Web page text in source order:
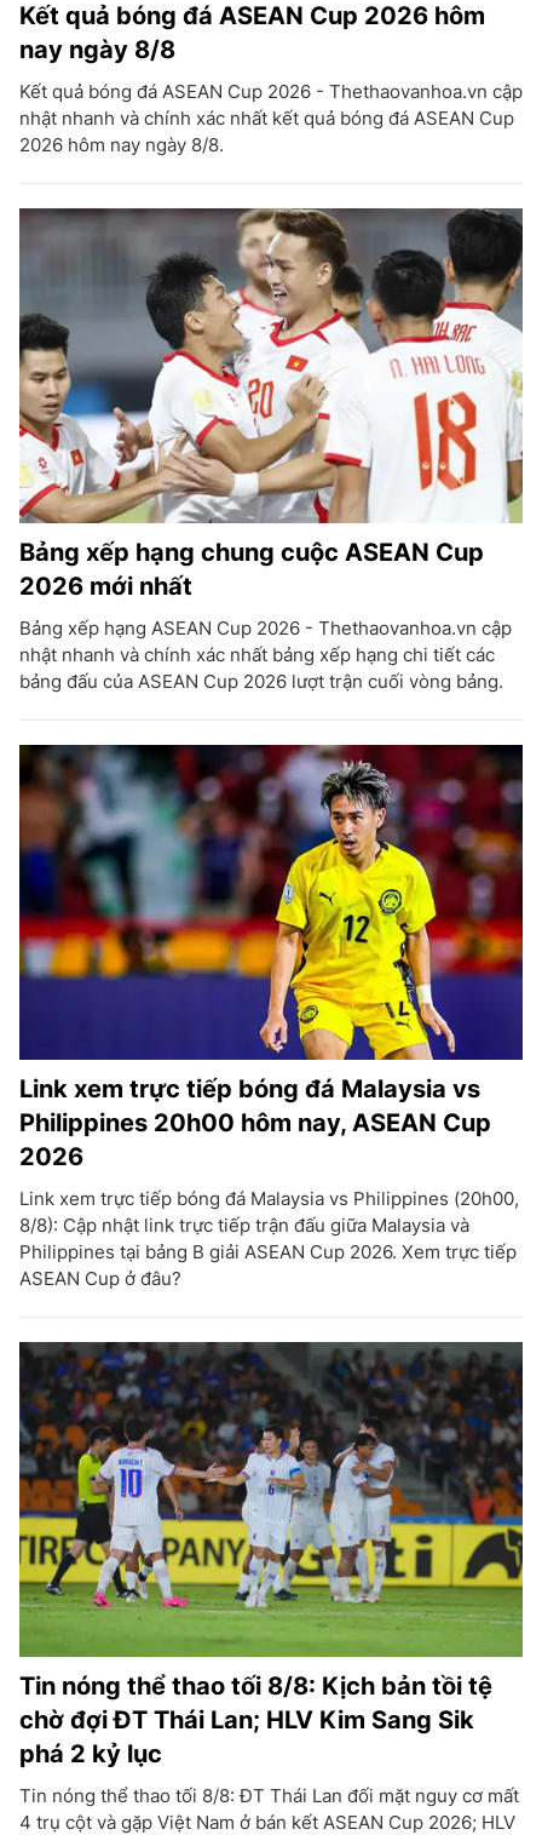
Kết quả bóng đá ASEAN Cup 2026 hôm
nay ngày 8/8
Kết quả bóng đá ASEAN Cup 2026 - Thethaovanhoa.vn cập
nhật nhanh và chính xác nhất kết quả bóng đá ASEAN Cup
2026 hôm nay ngày 8/8.
Bảng xếp hạng chung cuộc ASEAN Cup
2026 mới nhất
Bảng xếp hạng ASEAN Cup 2026 - Thethaovanhoa.vn cập
nhật nhanh và chính xác nhất bảng xếp hạng chi tiết các
bảng đấu của ASEAN Cup 2026 lượt trận cuối vòng bảng.
Link xem trực tiếp bóng đá Malaysia vs
Philippines 20h00 hôm nay, ASEAN Cup
2026
Link xem trực tiếp bóng đá Malaysia vs Philippines (20h00,
8/8): Cập nhật link trực tiếp trận đấu giữa Malaysia và
Philippines tại bảng B giải ASEAN Cup 2026. Xem trực tiếp
ASEAN Cup ở đâu?
Tin nóng thể thao tối 8/8: Kịch bản tồi tệ
chờ đợi ĐT Thái Lan; HLV Kim Sang Sik
phá 2 kỷ lục
Tin nóng thể thao tối 8/8: ĐT Thái Lan đối mặt nguy cơ mất
4 trụ cột và gặp Việt Nam ở bán kết ASEAN Cup 2026; HLV